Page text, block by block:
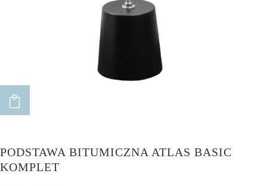
PODSTAWA BITUMICZNA ATLAS BASIC
KOMPLET